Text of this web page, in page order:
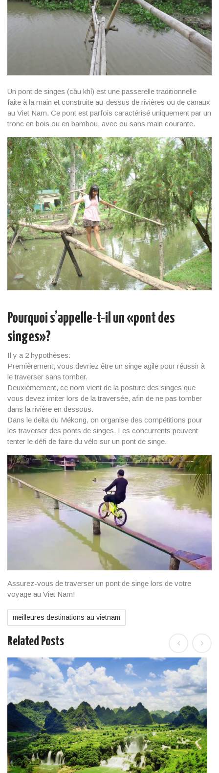
Un pont de singes (cầu khỉ) est une passerelle traditionnelle
faite à la main et construite au-dessus de rivières ou de canaux
au Viet Nam. Ce pont est parfois caractérisé uniquement par un
tronc en bois ou en bambou, avec ou sans main courante.
Pourquoi s’appelle-t-il un «pont des
singes»?
Il y a 2 hypothèses:
Premièrement, vous devriez être un singe agile pour réussir à
le traverser sans tomber.
Deuxièmement, ce nom vient de la posture des singes que
vous devez imiter lors de la traversée, afin de ne pas tomber
dans la rivière en dessous.
Dans le delta du Mékong, on organise des compétitions pour
les traverser des ponts de singes. Les concurrents peuvent
tenter le défi de faire du vélo sur un pont de singe.
Assurez-vous de traverser un pont de singe lors de votre
voyage au Viet Nam!
meilleures destinations au vietnam
Related Posts